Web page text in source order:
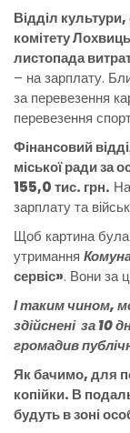
Відділ культури,
комітету
листопада
– на зарплату.
за перевезення
перевезення
Фінансовий
міської ради за
155,0 тис. грн.
зарплату та
Щоб картина
утримання
сервіс». Вони за
І таким чином,
здійснені за 10
громадив
Як бачимо, для
копійки. В
будуть в зоні